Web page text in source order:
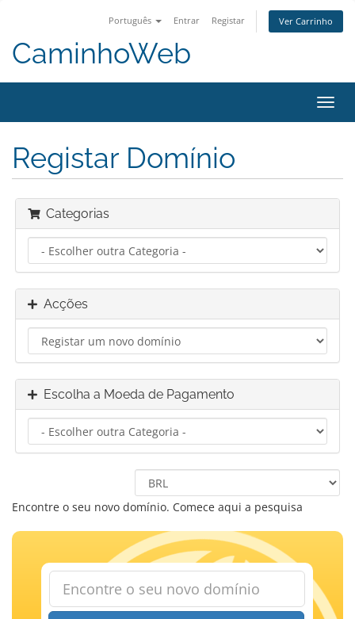
Português Entrar Registar Ver Carrinho
CaminhoWeb
Registar Domínio
Categorias
Acções
Escolha a Moeda de Pagamento
Encontre o seu novo domínio. Comece aqui a pesquisa